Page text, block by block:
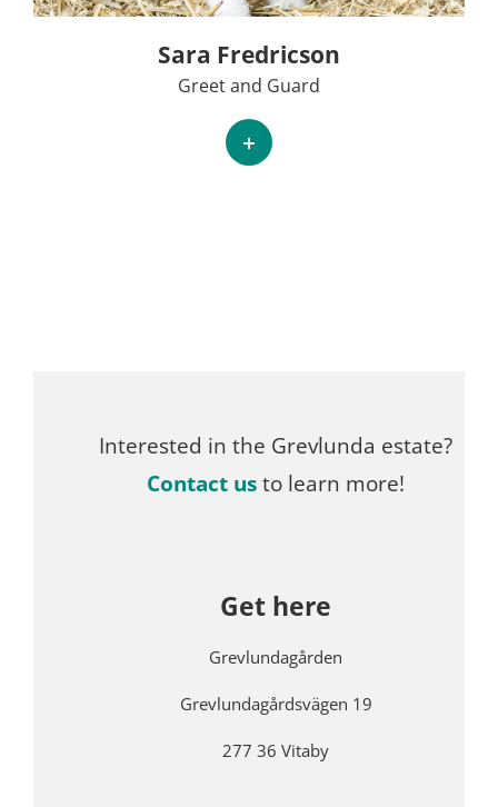
Sara Fredricson
Greet and Guard
+
Interested in the Grevlunda estate?
Contact usto learn more!
Get here
Grevlundagården
Grevlundagårdsvägen 19
277 36 Vitaby